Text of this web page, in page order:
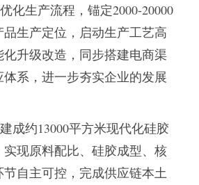
化生产流程，锚定2000-20000
品生产定位，启动生产工艺高
化升级改造，同步搭建电商渠
系，进一步夯实企业的发展
成约13000平方米现代化硅胶
实现原料配比、硅胶成型、核
自主可控，完成供应链本土